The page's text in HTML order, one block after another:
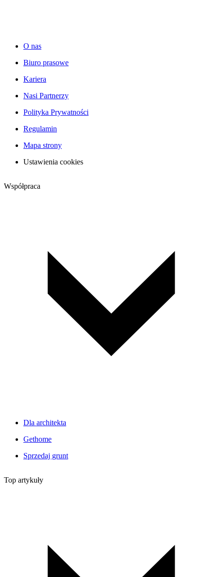
O nas
Biuro prasowe
Kariera
Nasi Partnerzy
Polityka Prywatności
Regulamin
Mapa strony
Ustawienia cookies
Współpraca
Dla architekta
Gethome
Sprzedaj grunt
Top artykuły